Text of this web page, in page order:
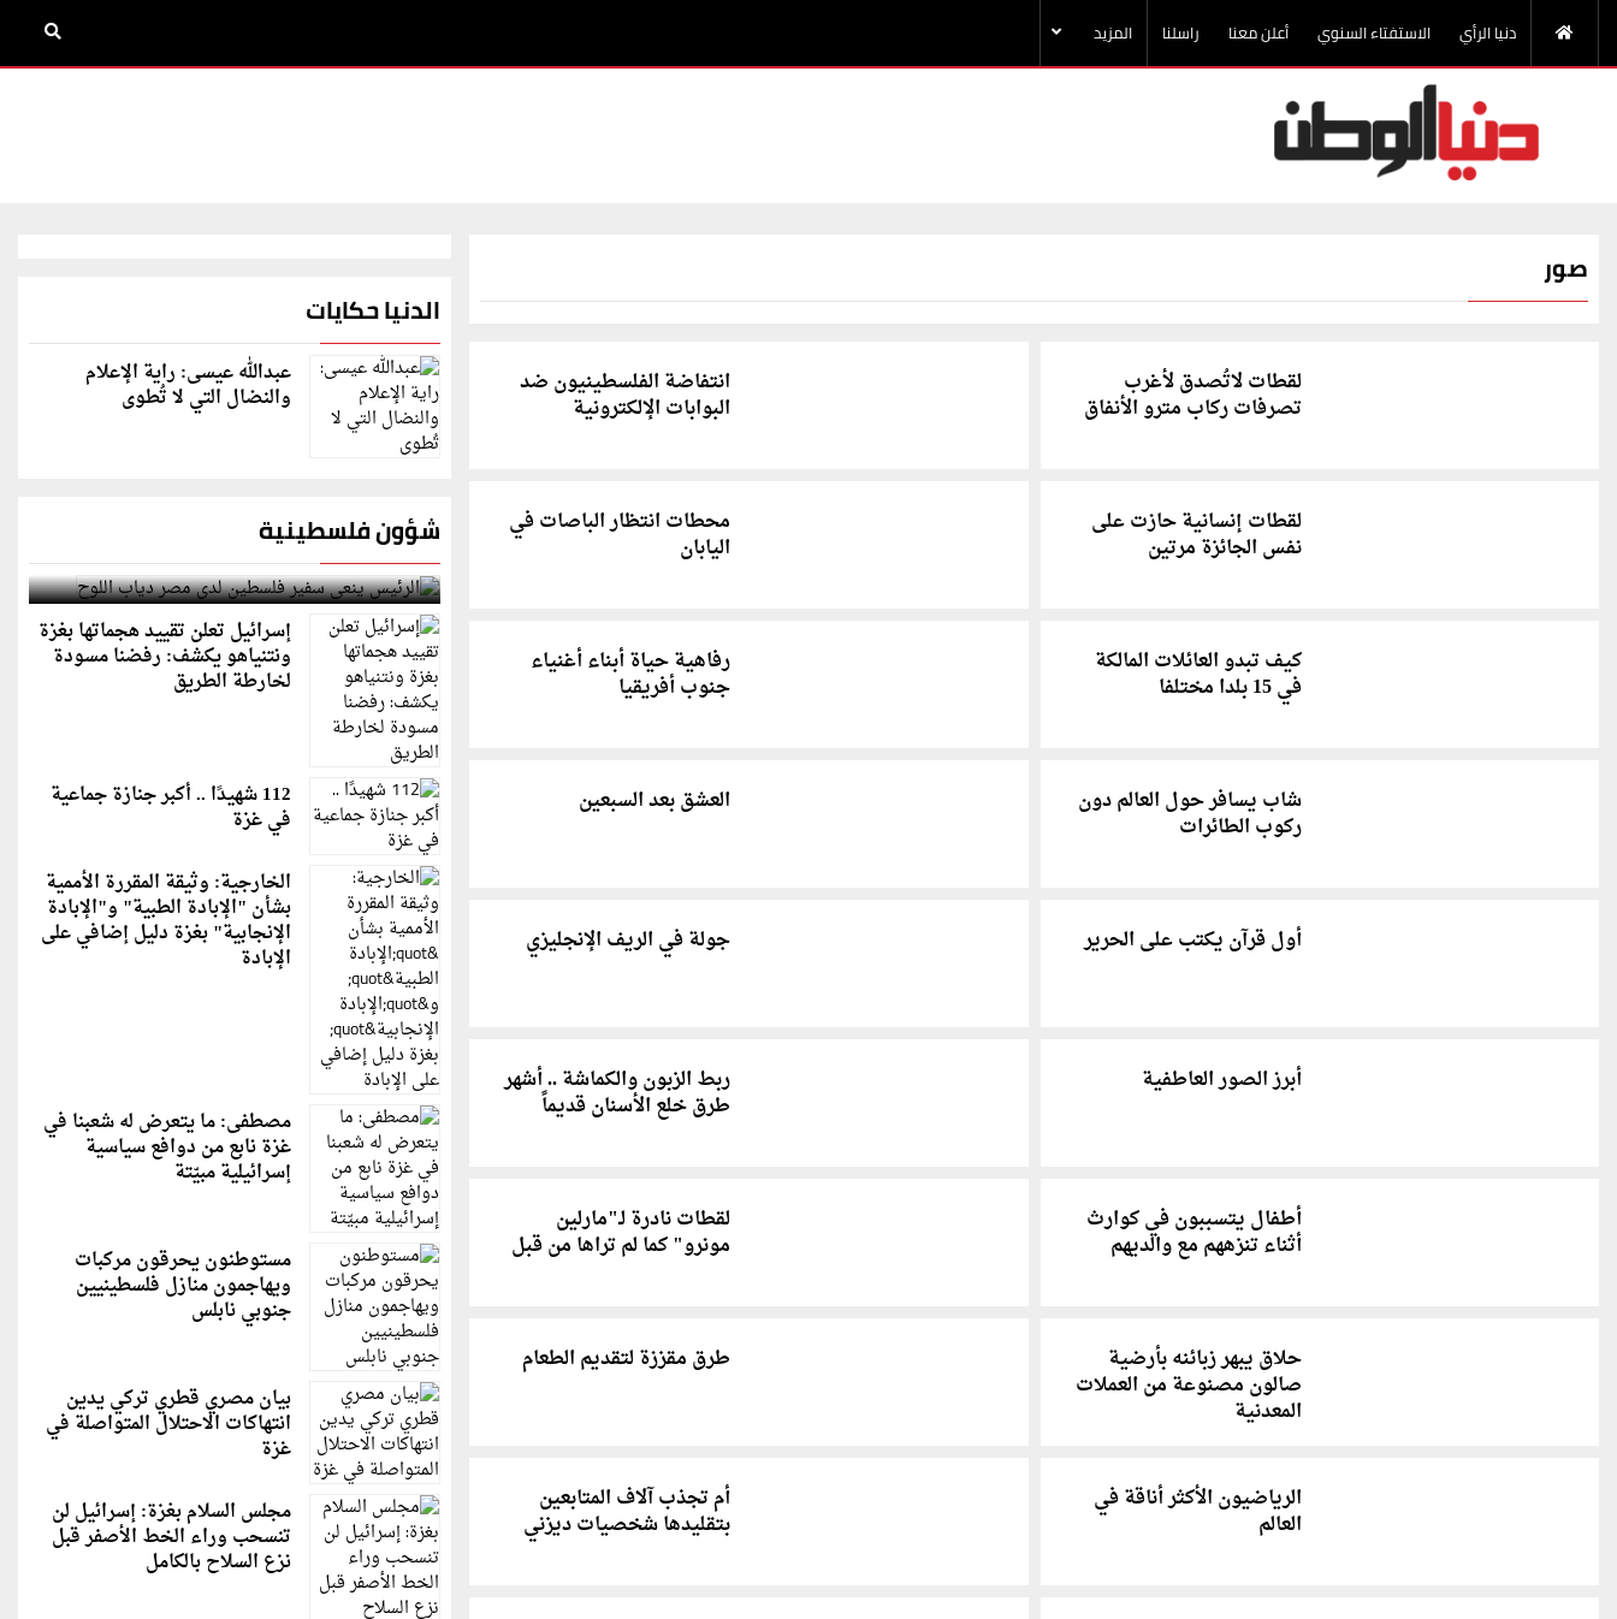
دنيا الرأي الاستفتاء السنوي أعلن معنا راسلنا المزيد
صور
لقطات لاتُصدق لأغرب
تصرفات ركاب مترو الأنفاق
انتفاضة الفلسطينيون ضد
البوابات الإلكترونية
لقطات إنسانية حازت على
نفس الجائزة مرتين
محطات انتظار الباصات في
اليابان
كيف تبدو العائلات المالكة
في 15 بلدا مختلفا
رفاهية حياة أبناء أغنياء
جنوب أفريقيا
شاب يسافر حول العالم دون
ركوب الطائرات
العشق بعد السبعين
أول قرآن يكتب على الحرير جولة في الريف الإنجليزي
أبرز الصور العاطفية ربط الزبون والكماشة .. أشهر
طرق خلع الأسنان قديماً
أطفال يتسببون في كوارث
أثناء تنزههم مع والديهم
لقطات نادرة لـ"مارلين
مونرو" كما لم تراها من قبل
حلاق يبهر زبائنه بأرضية
صالون مصنوعة من العملات
المعدنية
طرق مقززة لتقديم الطعام
الرياضيون الأكثر أناقة في
العالم
أم تجذب آلاف المتابعين
بتقليدها شخصيات ديزني
الدنيا حكايات
عبدالله عيسى: راية الإعلام
والنضال التي لا تُطوى
شؤون فلسطينية
الرئيس ينعى سفير فلسطين لدى مصر دياب اللوح
إسرائيل تعلن تقييد هجماتها بغزة
ونتنياهو يكشف: رفضنا مسودة
لخارطة الطريق
112 شهيدًا .. أكبر جنازة جماعية
في غزة
الخارجية: وثيقة المقررة الأممية
بشأن "الإبادة الطبية" و"الإبادة
الإنجابية" بغزة دليل إضافي على
الإبادة
مصطفى: ما يتعرض له شعبنا في
غزة نابع من دوافع سياسية
إسرائيلية مبيّتة
مستوطنون يحرقون مركبات
ويهاجمون منازل فلسطينيين
جنوبي نابلس
بيان مصري قطري تركي يدين
انتهاكات الاحتلال المتواصلة في
غزة
مجلس السلام بغزة: إسرائيل لن
تنسحب وراء الخط الأصفر قبل
نزع السلاح بالكامل